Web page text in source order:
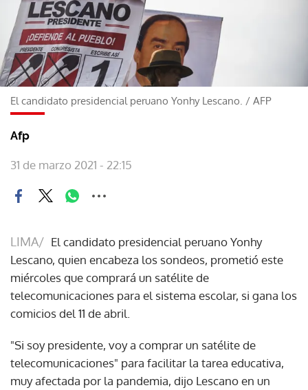
El candidato presidencial peruano Yonhy Lescano. / AFP
Afp
31 de marzo 2021 - 22:15
LIMA/ El candidato presidencial peruano Yonhy
Lescano, quien encabeza los sondeos, prometió este
miércoles que comprará un satélite de
telecomunicaciones para el sistema escolar, si gana los
comicios del 11 de abril.
"Si soy presidente, voy a comprar un satélite de
telecomunicaciones" para facilitar la tarea educativa,
muy afectada por la pandemia, dijo Lescano en un